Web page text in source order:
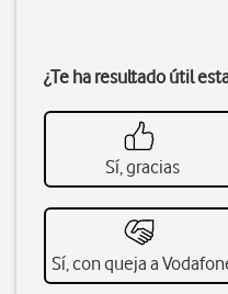
¿Te ha resultado útil
Sí, gracias
Sí, con queja a